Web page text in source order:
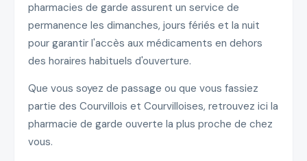
pharmacies de garde assurent un service de
permanence les dimanches, jours fériés et la nuit
pour garantir l'accès aux médicaments en dehors
des horaires habituels d'ouverture.
Que vous soyez de passage ou que vous fassiez
partie des Courvillois et Courvilloises, retrouvez ici la
pharmacie de garde ouverte la plus proche de chez
vous.